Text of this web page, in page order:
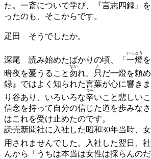
た。一斎について学び、『言志四録』
ったのも、そこからです。
疋田 そうでしたか。
深尾 読み始めたばかりの頃、「 一燈
いっとう
を
暗夜を憂うること勿
なか
れ。 只
た
だ一燈を頼
録』ではよく知られた言葉が心に響き
り谷あり、いろいろな辛
つら
いこと悲しい
信念を持って自分の信じた道を歩みな
はこれを受け止めたのです。
読売新聞社に入社した昭和30年当時、
用されませんでした。入社した翌日、
んから「うちは本当は女性は採らんの